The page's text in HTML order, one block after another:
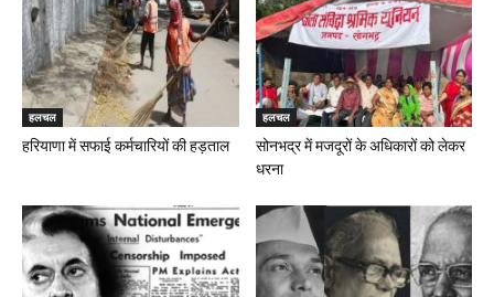
हलचल
हरियाणा में सफाई कर्मचारियों की हड़ताल
हलचल
सोनभद्र में मजदूरों के अधिकारों को लेकर
धरना